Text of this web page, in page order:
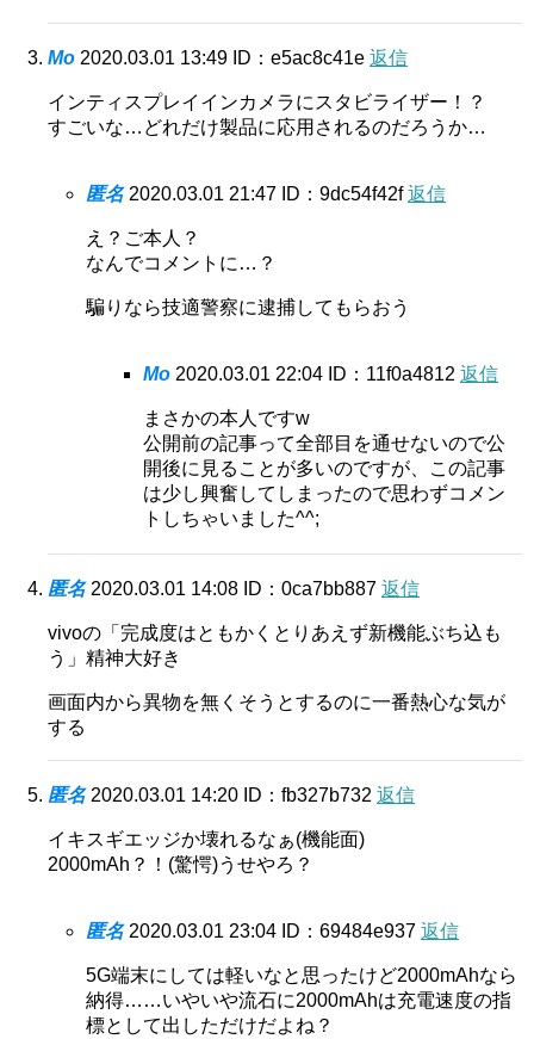
Mo 2020.03.01 13:49 ID：e5ac8c41e 返信
インティスプレイインカメラにスタビライザー！？
すごいな…どれだけ製品に応用されるのだろうか…
匿名 2020.03.01 21:47 ID：9dc54f42f返信
え？ご本人？
なんでコメントに…？
騙りなら技適警察に逮捕してもらおう
Mo 2020.03.01 22:04 ID：11f0a4812 返信
まさかの本人ですw
公開前の記事って全部目を通せないので公
開後に見ることが多いのですが、この記事
は少し興奮してしまったので思わずコメン
トしちゃいました^^;
匿名 2020.03.01 14:08 ID：0ca7bb887 返信
vivoの「完成度はともかくとりあえず新機能ぶち込も
う」精神大好き
画面内から異物を無くそうとするのに一番熱心な気が
する
匿名 2020.03.01 14:20 ID：fb327b732 返信
イキスギエッジか壊れるなぁ(機能面)
2000mAh？！(驚愕)うせやろ？
匿名 2020.03.01 23:04 ID：69484e937 返信
5G端末にしては軽いなと思ったけど2000mAhなら
納得……いやいや流石に2000mAhは充電速度の指
標として出しただけだよね？